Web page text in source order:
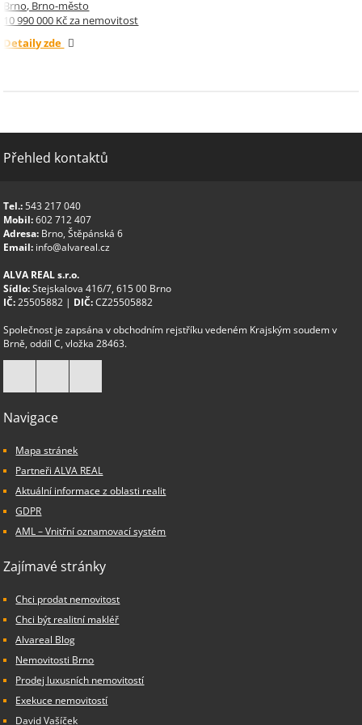
Brno, Brno-město
10 990 000 Kč za nemovitost
Detaily zde
Přehled kontaktů
Tel.:543 217 040
Mobil:602 712 407
Adresa: Brno, Štěpánská 6
Email: info@alvareal.cz
ALVA REAL s.r.o.
Sídlo:Stejskalova 416/7, 615 00 Brno
IČ:25505882 | DIČ:CZ25505882
Společnost je zapsána v obchodním rejstříku vedeném Krajským soudem v
Brně, oddíl C, vložka 28463.
Navigace
Mapa stránek
Partneři ALVA REAL
Aktuální informace z oblasti realit
GDPR
AML – Vnitřní oznamovací systém
Zajímavé stránky
Chci prodat nemovitost
Chci být realitní makléř
Alvareal Blog
Nemovitosti Brno
Prodej luxusních nemovitostí
Exekuce nemovitostí
David Vašíček